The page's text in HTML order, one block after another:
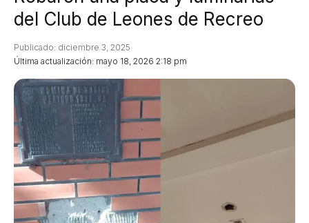
del Club de Leones de Recreo
Última actualización: mayo 18, 2026 2:18 pm
Publicado: diciembre 3, 2025